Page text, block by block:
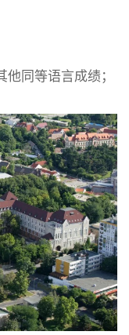
同等语言成绩；